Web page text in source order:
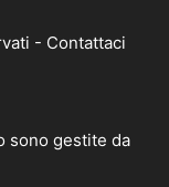
- Contattaci
sono gestite da